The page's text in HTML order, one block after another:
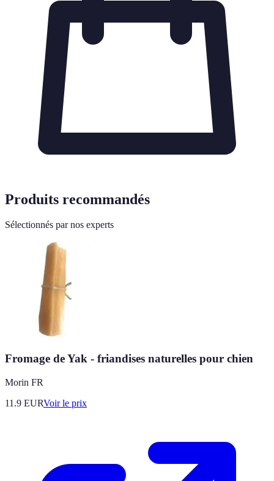
Produits recommandés
Sélectionnés par nos experts
Fromage de Yak - friandises naturelles pour chien
Morin FR
11.9 EURVoir le prix